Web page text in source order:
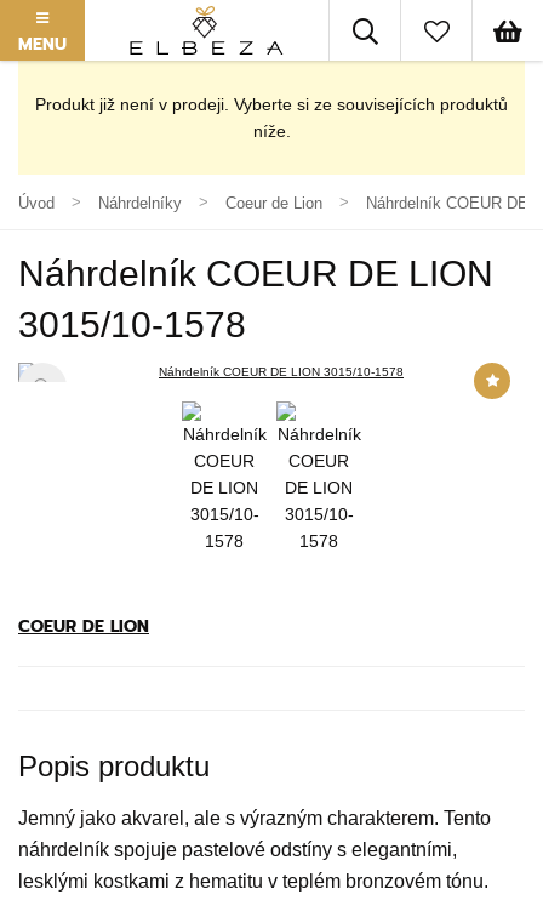
MENU
Produkt již není v prodeji. Vyberte si ze souvisejících produktů
níže.
Úvod Náhrdelníky Coeur de Lion Náhrdelník COEUR DE
Náhrdelník COEUR DE LION
3015/10-1578
COEUR DE LION
Popis produktu
Jemný jako akvarel, ale s výrazným charakterem. Tento
náhrdelník spojuje pastelové odstíny s elegantními,
lesklými kostkami z hematitu v teplém bronzovém tónu.